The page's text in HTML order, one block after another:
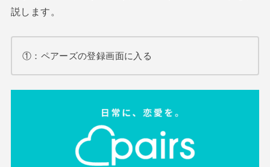
説します。
①：ペアーズの登録画面に入る